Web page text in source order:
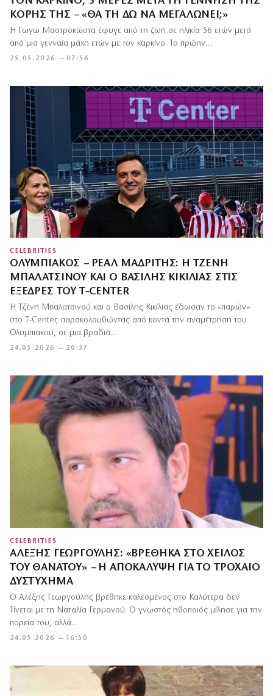
ΚΌΡΗΣ ΤΗΣ – «ΘΑ ΤΗ ΔΩ ΝΑ ΜΕΓΑΛΏΝΕΙ;»
25.05.2026 — 07:56
Η Γωγώ Μαστροκώστα έφυγε από τη ζωή σε ηλικία 56 ετών μετά
από μια γενναία μάχη ετών με τον καρκίνο. Το πρώην…
CELEBRITIES
ΟΛΥΜΠΙΑΚΌΣ – ΡΕΆΛ ΜΑΔΡΊΤΗΣ: Η ΤΖΈΝΗ
ΜΠΑΛΑΤΣΙΝΟΎ ΚΑΙ Ο ΒΑΣΊΛΗΣ ΚΙΚΊΛΙΑΣ ΣΤΙΣ
ΕΞΈΔΡΕΣ ΤΟΥ T-CENTER
24.05.2026 — 20:37
Η Τζένη Μπαλατσινού και ο Βασίλης Κικίλιας έδωσαν το «παρών»
στο T-Center, παρακολουθώντας από κοντά την αναμέτρηση του
Ολυμπιακού, σε μια βραδιά…
CELEBRITIES
ΑΛΈΞΗΣ ΓΕΩΡΓΟΎΛΗΣ: «ΒΡΈΘΗΚΑ ΣΤΟ ΧΕΊΛΟΣ
ΤΟΥ ΘΑΝΆΤΟΥ» – Η ΑΠΟΚΆΛΥΨΗ ΓΙΑ ΤΟ ΤΡΟΧΑΊΟ
ΔΥΣΤΎΧΗΜΑ
24.05.2026 — 16:50
Ο Αλέξης Γεωργούλης βρέθηκε καλεσμένος στο Καλύτερα δεν
Γίνεται με τη Ναταλία Γερμανού. Ο γνωστός ηθοποιός μίλησε για την
πορεία του, αλλά…